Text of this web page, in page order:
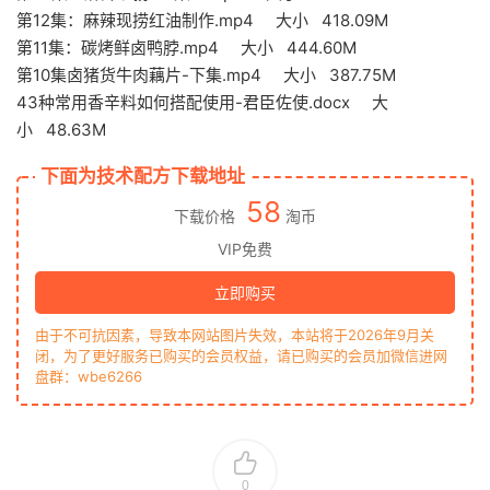
第12集：麻辣现捞红油制作.mp4 大小 418.09M
第11集：碳烤鲜卤鸭脖.mp4 大小 444.60M
第10集卤猪货牛肉藕片-下集.mp4 大小 387.75M
43种常用香辛料如何搭配使用-君臣佐使.docx 大
小 48.63M
下面为技术配方下载地址
下载价格 58 淘币
VIP免费
立即购买
由于不可抗因素，导致本网站图片失效，本站将于2026年9月关
闭，为了更好服务已购买的会员权益，请已购买的会员加微信进网
盘群：wbe6266
0